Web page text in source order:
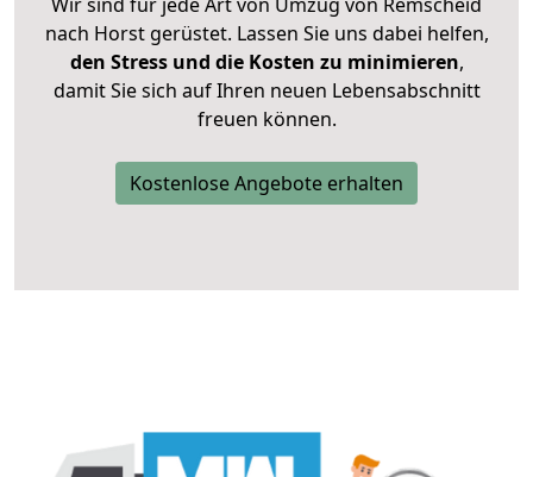
nach Horst gerüstet. Lassen Sie uns dabei helfen,
den Stress und die Kosten zu minimieren,
damit Sie sich auf Ihren neuen Lebensabschnitt
freuen können.
Kostenlose Angebote erhalten